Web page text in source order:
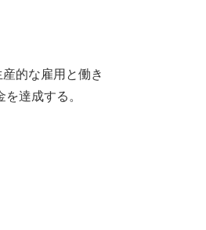
的な雇用と働き
達成する。